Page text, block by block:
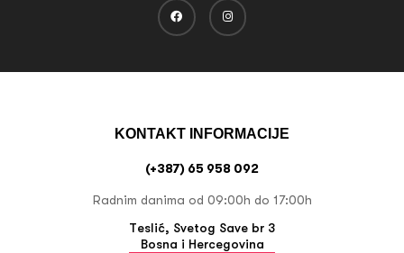
KONTAKT INFORMACIJE
(+387) 65 958 092
Radnim danima od 09:00h do 17:00h
Teslić, Svetog Save br 3
Bosna i Hercegovina